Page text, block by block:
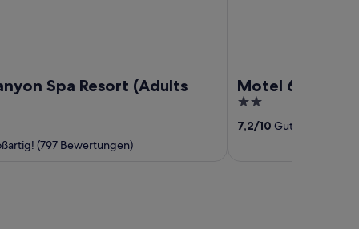
Spa Resort (Adults
(797 Bewertungen)
Motel 6 Ada,
2
out
of
7,2/10 Gut! (379